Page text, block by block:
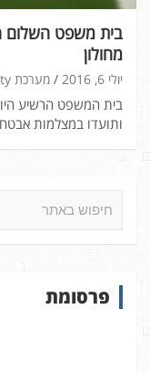
בית משפט השלום
מחולון
יולי 6, 2016 מערכת HCity
ותועדו במצלמות
א
פרסומת